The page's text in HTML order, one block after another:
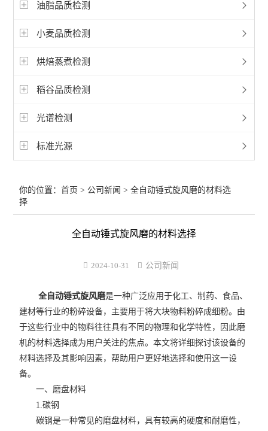
油脂品质检测
小麦品质检测
烘焙蒸煮检测
稻谷品质检测
光谱检测
标准光源
你的位置：首页 > 公司新闻 > 全自动锤式旋风磨的材料选
择
全自动锤式旋风磨的材料选择
2024-10-31 公司新闻
全自动锤式旋风磨是一种广泛应用于化工、制药、食品、
建材等行业的粉碎设备，主要用于将大块物料粉碎成细粉。由
于这些行业中的物料往往具有不同的物理和化学特性，因此磨
机的材料选择成为用户关注的焦点。本文将详细探讨该设备的
材料选择及其影响因素，帮助用户更好地选择和使用这一设
备。
一、磨盘材料
1.碳钢
碳钢是一种常见的磨盘材料，具有较高的硬度和耐磨性，